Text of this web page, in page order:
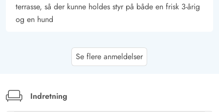
terrasse, så der kunne holdes styr på både en frisk 3-årig
og en hund
Gaetano Diester
Et meget ordentligt hus, men lidt for sparsomt udstyret.
Se flere anmeldelser
Indretning